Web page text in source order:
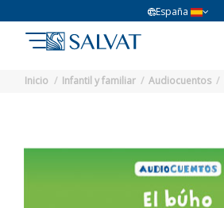
España
Inicio Infantil y familiar Audiocuentos